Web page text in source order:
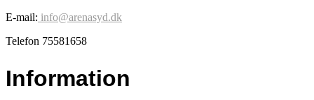
E-mail: info@arenasyd.dk
Telefon 75581658
Information